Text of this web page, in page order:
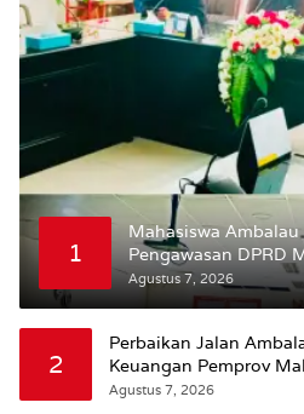
1
Mahasiswa
Pengawasan DPRD
Bursel Terhadap
Jalan
Agustus 7, 2026
2
Perbaikan Jalan
Keuangan Pemprov
Agustus 7, 2026